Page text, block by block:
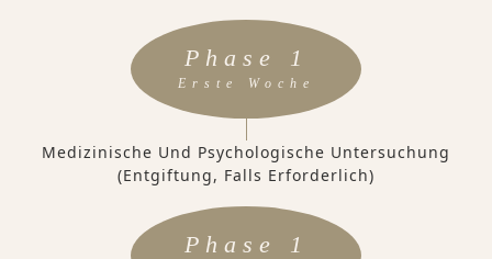
Phase 1
Erste Woche
Medizinische Und Psychologische Untersuchung
(Entgiftung, Falls Erforderlich)
Phase 1